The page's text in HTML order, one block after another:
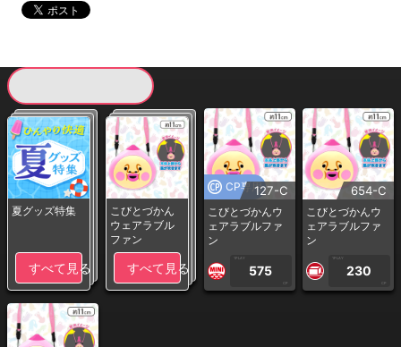
夏グッズ特集
すべて見る
こびとづかん
ウェアラブル
ファン
すべて見る
CP専用127-C
こびとづかんウ
ェアラブルファ
ン
1PLAY
575
CP
654-C
こびとづかんウ
ェアラブルファ
ン
1PLAY
230
CP